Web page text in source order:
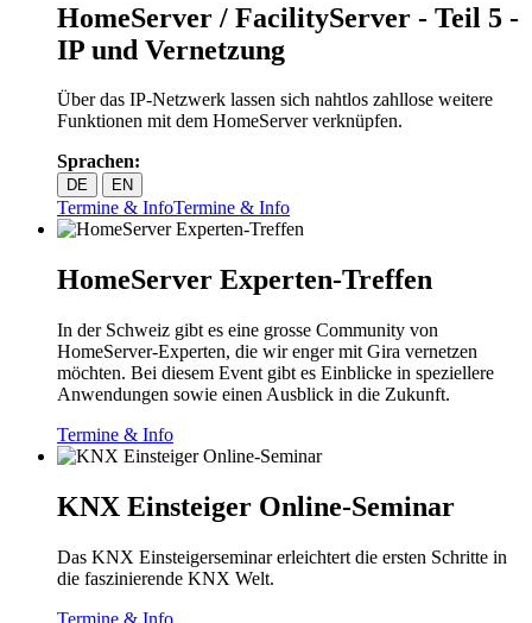
HomeServer / FacilityServer - Teil 5 -
IP und Vernetzung
Über das IP-Netzwerk lassen sich nahtlos zahllose weitere
Funktionen mit dem HomeServer verknüpfen.
Sprachen:
DE EN
Termine & InfoTermine & Info
HomeServer Experten-Treffen
In der Schweiz gibt es eine grosse Community von
HomeServer-Experten, die wir enger mit Gira vernetzen
möchten. Bei diesem Event gibt es Einblicke in speziellere
Anwendungen sowie einen Ausblick in die Zukunft.
Termine & Info
KNX Einsteiger Online-Seminar
Das KNX Einsteigerseminar erleichtert die ersten Schritte in
die faszinierende KNX Welt.
Termine & Info